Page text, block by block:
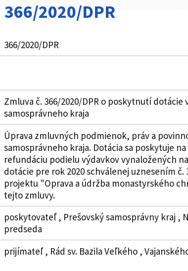
2020/DPR
366/2020/DPR
Zmluva č. 366/2020/DPR o poskytnutí
samosprávneho kraja
Úprava zmluvných podmienok, práv a
samosprávneho kraja. Dotácia sa poskytuje
refundáciu podielu výdavkov vynaložených
dotácie pre rok 2020 schválenej uznesením č.
projektu "Oprava a údržba monastyrského
tejto zmluvy.
poskytovateľ , Prešovský samosprávny kraj ,
predseda
prijímateľ , Rád sv. Bazila Veľkého ,